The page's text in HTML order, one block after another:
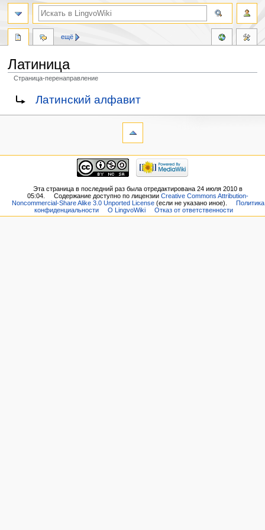
Латиница
Страница-перенаправление
Перейти
навигации
Перейти
поиску
Перенаправление на:
Латинский алфавит
ещё
Эта страница в последний раз была отредактирована 24 июля 2010 в
05:04.
Содержание доступно по лицензииCreative Commons Attribution-
Noncommercial-Share Alike 3.0 Unported License(если не указано иное).
Политика
конфиденциальности
О LingvoWiki Отказ от ответственности